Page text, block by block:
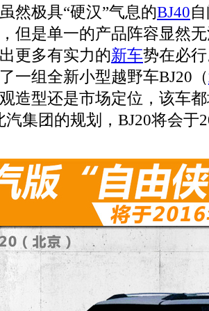
然极具“硬汉”气息的BJ40
但是单一的产品阵容显然
更多有实力的新车势在必
一组全新小型越野车BJ20（
造型还是市场定位，该车
汽集团的规划，BJ20将会于